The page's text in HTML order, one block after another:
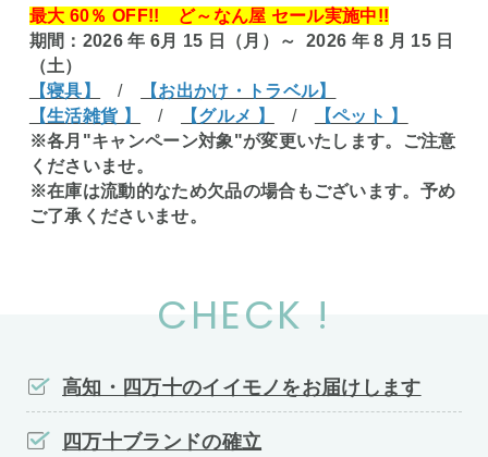
最大 60％ OFF!! ど～なん屋 セール実施中!!
期間：2026 年 6月 15 日（月）～ 2026 年 8 月 15 日
（土）
【寝具】
/
【お出かけ・トラベル】
【生活雑貨 】
/ 【グルメ 】 /
【ペット 】
※各月"キャンペーン対象"が変更いたします。ご注意
くださいませ。
※在庫は流動的なため欠品の場合もございます。予め
ご了承くださいませ。
CHECK !
高知・四万十のイイモノをお届けします
四万十ブランドの確立